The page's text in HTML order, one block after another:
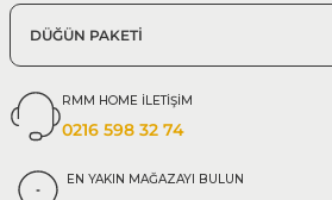
DÜĞÜN PAKETİ
RMM HOME İLETİŞİM
0216 598 32 74
EN YAKIN MAĞAZAYI BULUN